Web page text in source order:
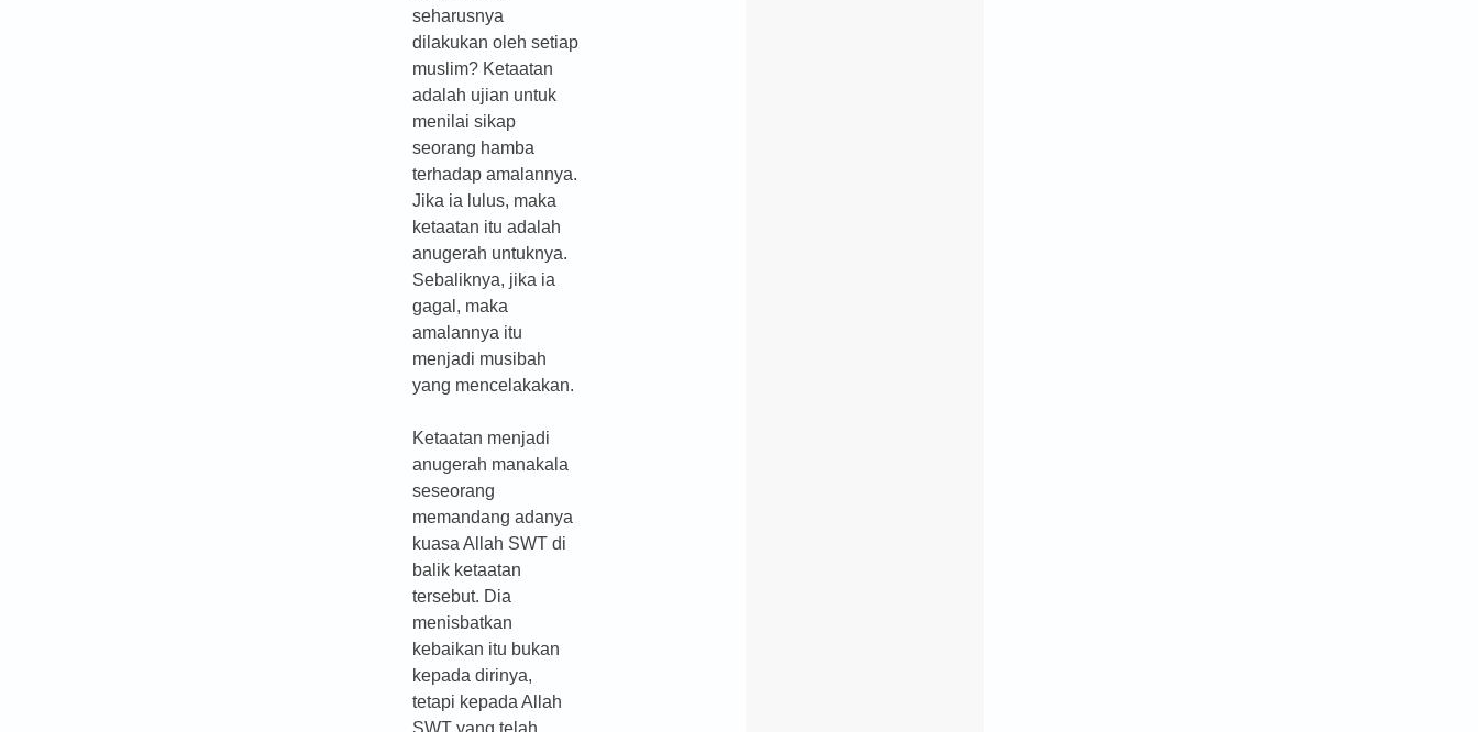
seharusnya
dilakukan oleh setiap
muslim? Ketaatan
adalah ujian untuk
menilai sikap
seorang hamba
terhadap amalannya.
Jika ia lulus, maka
ketaatan itu adalah
anugerah untuknya.
Sebaliknya, jika ia
gagal, maka
amalannya itu
menjadi musibah
yang mencelakakan.
Ketaatan menjadi
anugerah manakala
seseorang
memandang adanya
kuasa Allah SWT di
balik ketaatan
tersebut. Dia
menisbatkan
kebaikan itu bukan
kepada dirinya,
tetapi kepada Allah
SWT yang telah